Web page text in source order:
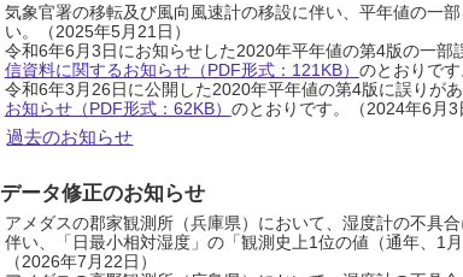
気象官署の移転及び風向風速計の移設に伴い、平年値の一
い。（2025年5月21日）
令和6年6月3日にお知らせした2020年平年値の第4版の一
信資料に関するお知らせ（PDF形式：121KB） のとおりです
令和6年3月26日に公開した2020年平年値の第4版に誤りが
お知らせ（PDF形式：62KB） のとおりです。（2024年6月3
過去のお知らせ
データ修正のお知らせ
アメダスの郡家観測所（兵庫県）において、湿度計の不具
伴い、「日最小相対湿度」の「観測史上1位の値（通年、1
（2026年7月22日）